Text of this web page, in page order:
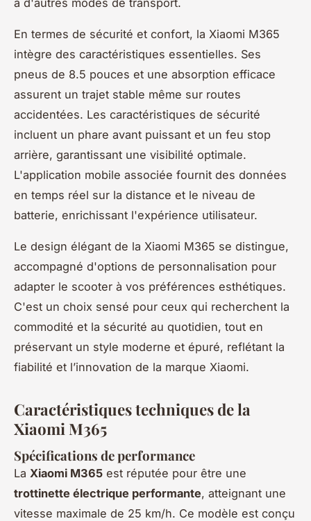
En termes de sécurité et confort, la Xiaomi M365
intègre des caractéristiques essentielles. Ses
pneus de 8.5 pouces et une absorption efficace
assurent un trajet stable même sur routes
accidentées. Les caractéristiques de sécurité
incluent un phare avant puissant et un feu stop
arrière, garantissant une visibilité optimale.
L'application mobile associée fournit des données
en temps réel sur la distance et le niveau de
batterie, enrichissant l'expérience utilisateur.
Le design élégant de la Xiaomi M365 se distingue,
accompagné d'options de personnalisation pour
adapter le scooter à vos préférences esthétiques.
C'est un choix sensé pour ceux qui recherchent la
commodité et la sécurité au quotidien, tout en
préservant un style moderne et épuré, reflétant la
fiabilité et l’innovation de la marque Xiaomi.
Caractéristiques techniques de la
Xiaomi M365
Spécifications de performance
La Xiaomi M365 est réputée pour être une
trottinette électrique performante, atteignant une
vitesse maximale de 25 km/h. Ce modèle est conçu